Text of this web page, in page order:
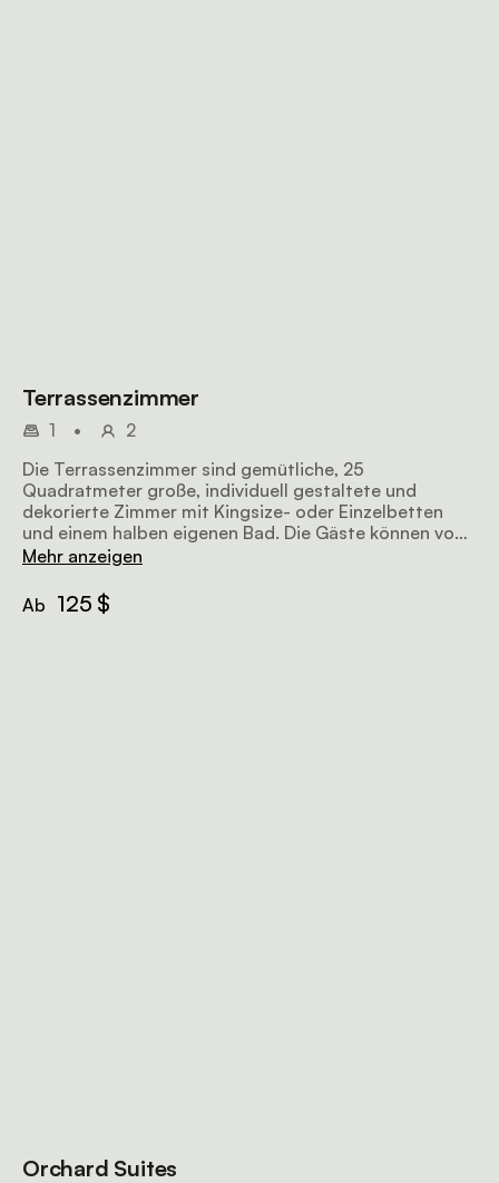
Terrassenzimmer
1 •
2
Die Terrassenzimmer sind gemütliche, 25
Quadratmeter große, individuell gestaltete und
dekorierte Zimmer mit Kingsize- oder Einzelbetten
und einem halben eigenen Bad. Die Gäste können von
einem Sitzbereich auf der Terrasse aus die Sonne
Mehr anzeigen
Ab 125 $
Orchard Suites